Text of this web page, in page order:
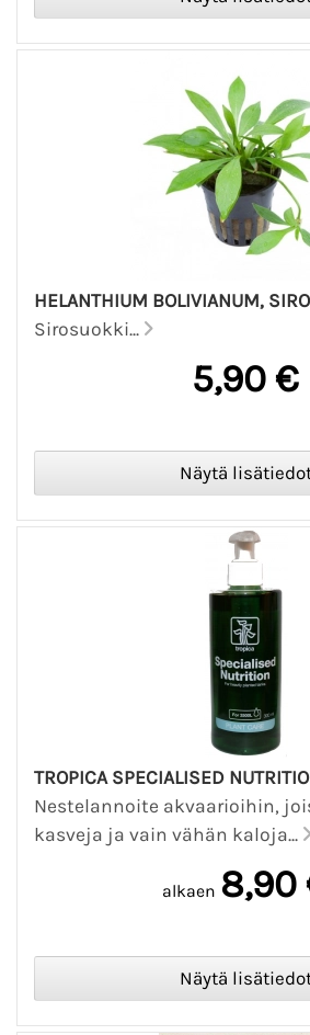
HELANTHIUM BOLIVIANUM,
Sirosuokki...
5,90 €
TROPICA SPECIALISED
Nestelannoite akvaarioihin,
kasveja ja vain vähän kaloja...
alkaen 8,90